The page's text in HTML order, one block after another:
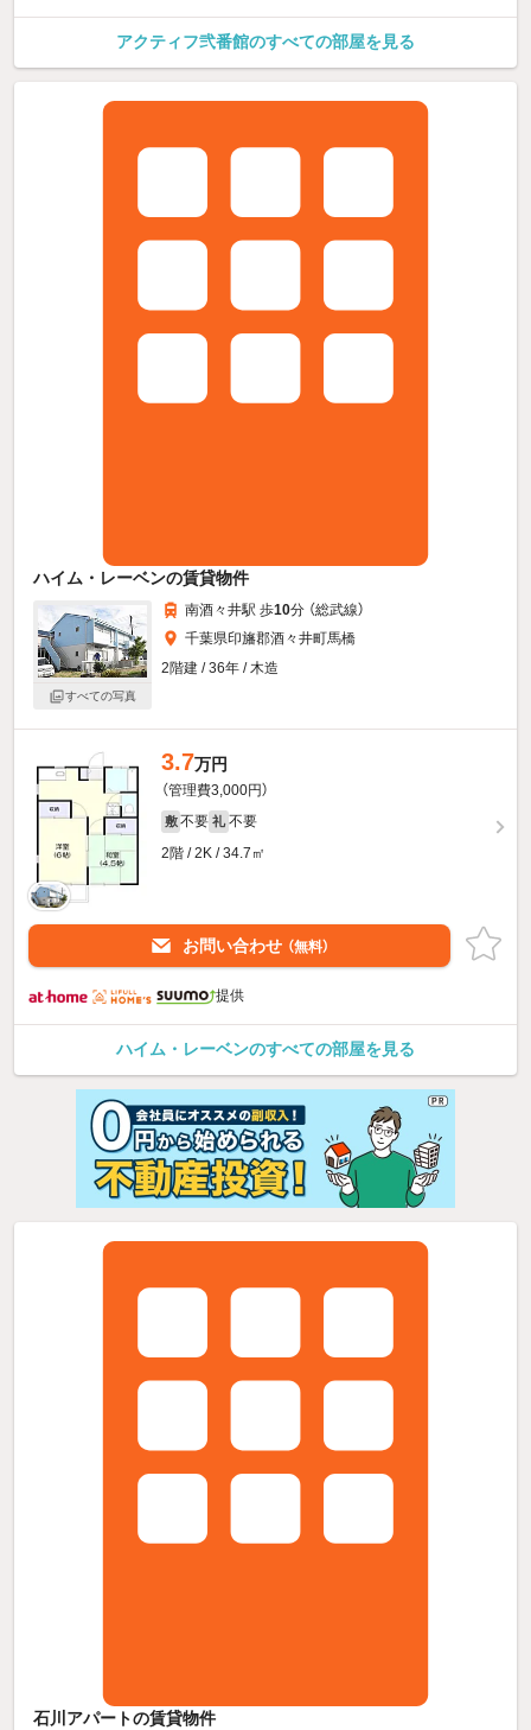
アクティフ弐番館のすべての部屋を見る
ハイム・レーベンの賃貸物件
すべての写真
南酒々井駅 歩10分 （総武線）
千葉県印旛郡酒々井町馬橋
2階建 / 36年 / 木造
3.7万円
（管理費3,000円）
敷 不要 礼 不要
2階 / 2K / 34.7㎡
お問い合わせ （無料）
提供
ハイム・レーベンのすべての部屋を見る
石川アパートの賃貸物件